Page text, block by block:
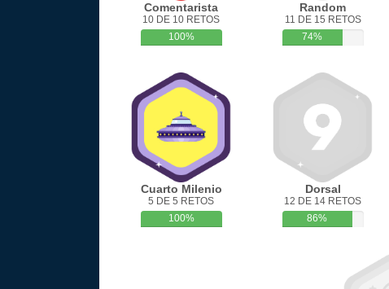
Comentarista
10 DE 10 RETOS
100%
Random
11 DE 15 RETOS
74%
Cuarto Milenio
5 DE 5 RETOS
100%
Dorsal
12 DE 14 RETOS
86%